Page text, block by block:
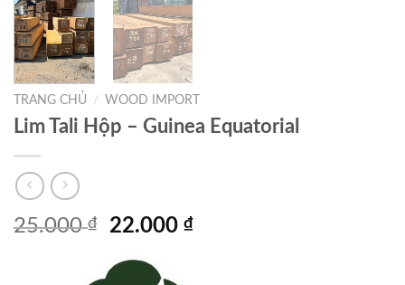
TRANG CHỦ / WOOD IMPORT
Lim Tali Hộp – Guinea Equatorial
25.000₫
Giá
là:
22.000₫Giá